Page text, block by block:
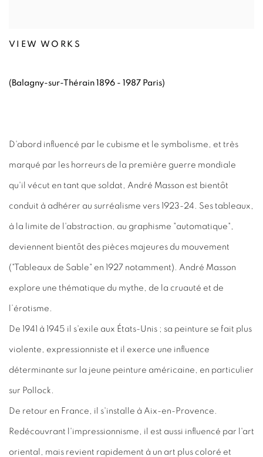
VIEW WORKS
(Balagny-sur-Thérain 1896 - 1987 Paris)
D'abord influencé par le cubisme et le symbolisme, et très
marqué par les horreurs de la première guerre mondiale
qu'il vécut en tant que soldat, André Masson est bientôt
conduit à adhérer au surréalisme vers 1923-24. Ses tableaux,
à la limite de l'abstraction, au graphisme "automatique",
deviennent bientôt des pièces majeures du mouvement
("Tableaux de Sable" en 1927 notamment). André Masson
explore une thématique du mythe, de la cruauté et de
l’érotisme.
De 1941 à 1945 il s'exile aux États-Unis ; sa peinture se fait plus
violente, expressionniste et il exerce une influence
déterminante sur la jeune peinture américaine, en particulier
sur Pollock.
De retour en France, il s'installe à Aix-en-Provence.
Redécouvrant l'impressionnisme, il est aussi influencé par l'art
oriental, mais revient rapidement à un art plus coloré et